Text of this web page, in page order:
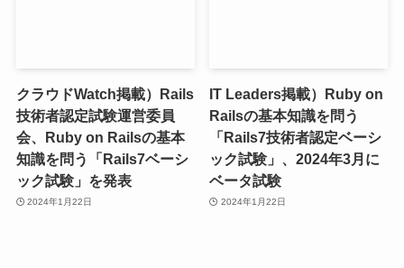
クラウドWatch掲載）Rails
技術者認定試験運営委員
会、Ruby on Railsの基本
知識を問う「Rails7ベーシ
ック試験」を発表
2024年1月22日
IT Leaders掲載）Ruby on
Railsの基本知識を問う
「Rails7技術者認定ベーシ
ック試験」、2024年3月に
ベータ試験
2024年1月22日